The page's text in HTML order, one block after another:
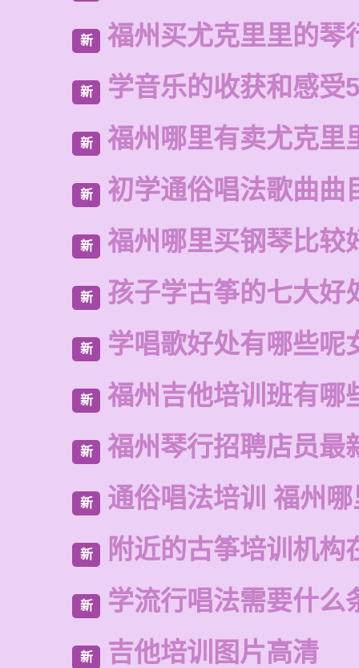
新 福州买尤克里里的琴
新 学音乐的收获和感受
新 福州哪里有卖尤克里
新 初学通俗唱法歌曲曲
新 福州哪里买钢琴比较
新 孩子学古筝的七大好
新 学唱歌好处有哪些呢
新 福州吉他培训班有哪
新 福州琴行招聘店员最
新 通俗唱法培训 福州
新 附近的古筝培训机构
新 学流行唱法需要什么
新 吉他培训图片高清